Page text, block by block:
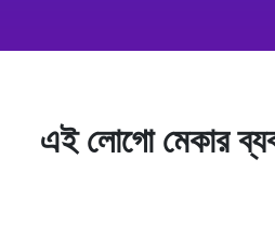
এই লোগো মেকার